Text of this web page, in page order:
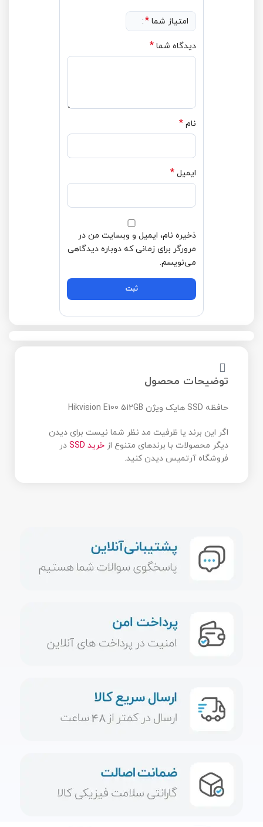
امتیاز شما *
دیدگاه شما *
نام *
ایمیل *
ذخیره نام، ایمیل و وبسایت من در
مرورگر برای زمانی که دوباره دیدگاهی
می‌نویسم.
توضیحات محصول
حافظه SSD هایک ویژن Hikvision E100 512GB
اگر این برند یا ظرفیت مد نظر شما نیست برای دیدن
دیگر محصولات با برندهای متنوع از خرید SSD
در
فروشگاه آرتمیس دیدن کنید.